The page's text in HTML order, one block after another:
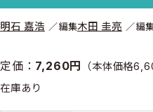
明石 嘉浩 編集木田 圭亮 編
定価： 7,260円 （本体価格
在庫あり